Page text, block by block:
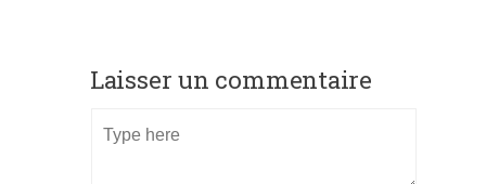
Laisser un commentaire